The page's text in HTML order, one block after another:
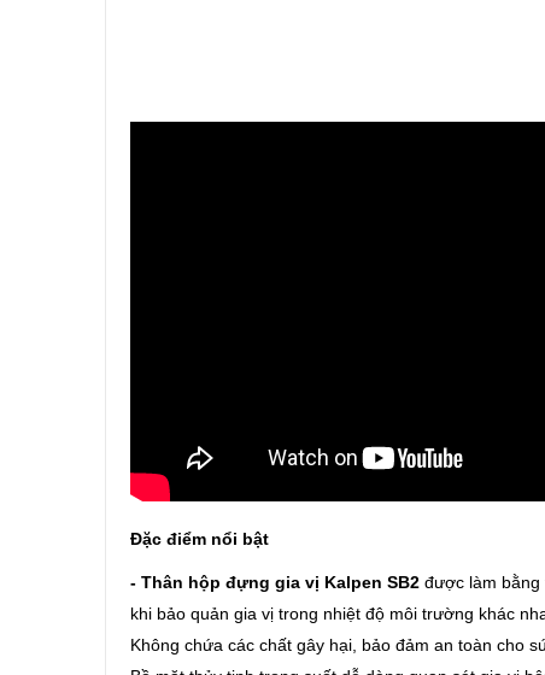
Đặc điểm nổi bật
- Thân hộp đựng gia vị Kalpen SB2 được làm bằng
khi bảo quản gia vị trong nhiệt độ môi trường khác
Không chứa các chất gây hại, bảo đảm an toàn cho